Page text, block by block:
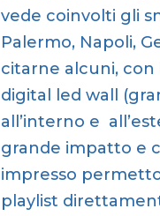
vede coinvolti gli
Palermo, Napoli,
citarne alcuni,
digital led wall
all’interno e
grande impatto e
impresso
playlist